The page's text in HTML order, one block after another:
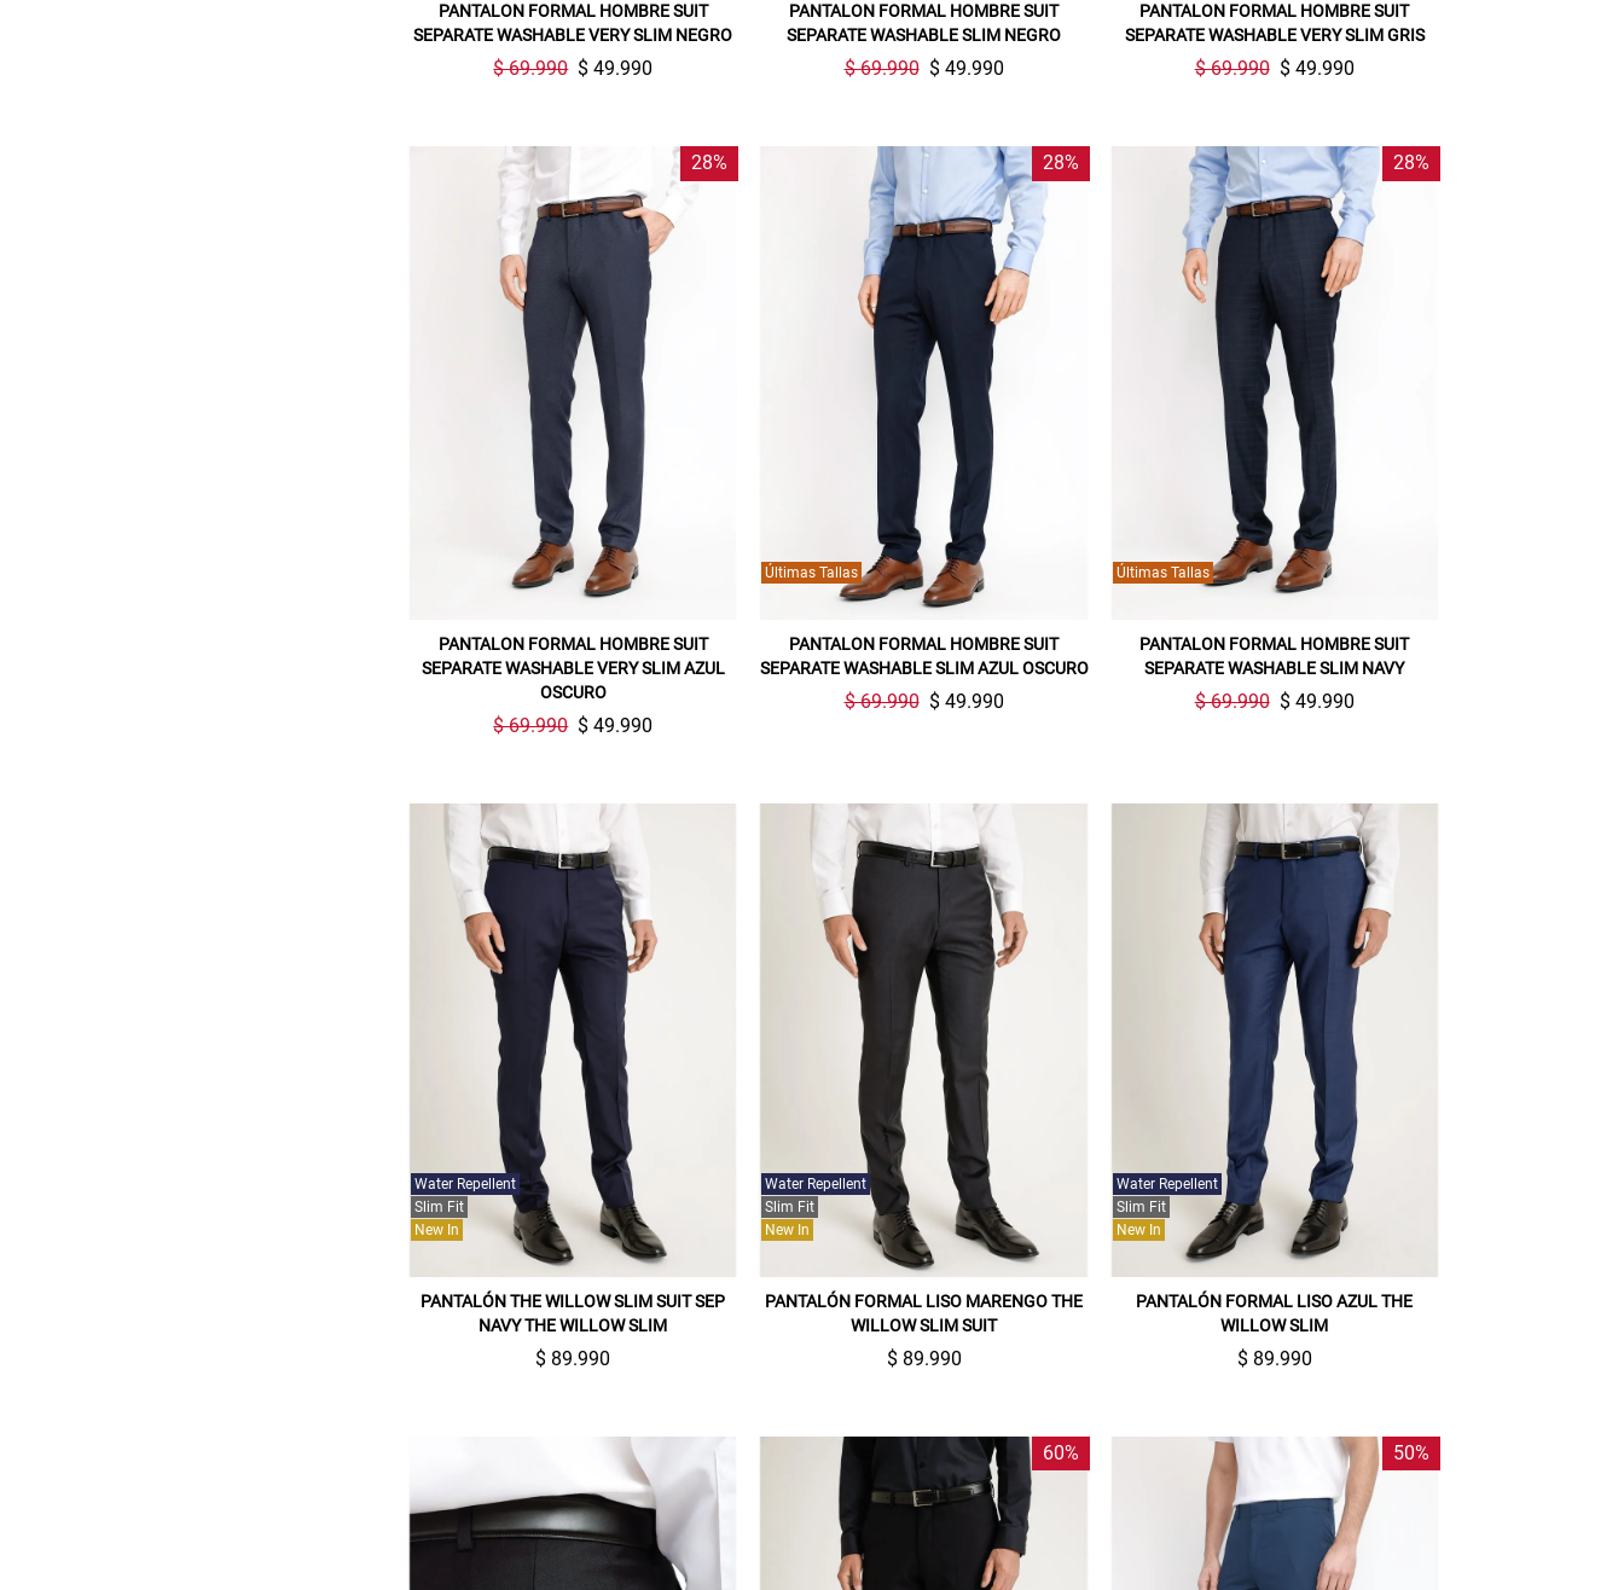
PANTALON FORMAL HOMBRE SUIT
SEPARATE WASHABLE VERY SLIM NEGRO
$ 69.990 $ 49.990
PANTALON FORMAL HOMBRE SUIT
SEPARATE WASHABLE SLIM NEGRO
$ 69.990 $ 49.990
PANTALON FORMAL HOMBRE SUIT
SEPARATE WASHABLE VERY SLIM GRIS
$ 69.990 $ 49.990
28%
PANTALON FORMAL HOMBRE SUIT
SEPARATE WASHABLE VERY SLIM AZUL
OSCURO
$ 69.990 $ 49.990
28%
Últimas Tallas
PANTALON FORMAL HOMBRE SUIT
SEPARATE WASHABLE SLIM AZUL OSCURO
$ 69.990 $ 49.990
28%
Últimas Tallas
PANTALON FORMAL HOMBRE SUIT
SEPARATE WASHABLE SLIM NAVY
$ 69.990 $ 49.990
New In
Slim Fit
Water Repellent
PANTALÓN THE WILLOW SLIM SUIT SEP
NAVY THE WILLOW SLIM
$ 89.990
New In
Slim Fit
Water Repellent
PANTALÓN FORMAL LISO MARENGO THE
WILLOW SLIM SUIT
$ 89.990
New In
Slim Fit
Water Repellent
PANTALÓN FORMAL LISO AZUL THE
WILLOW SLIM
$ 89.990
60% 50%
SUSPE01